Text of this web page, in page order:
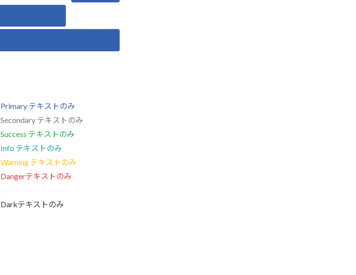
Primary テキストのみ
Secondary テキストのみ
Success テキストのみ
Info テキストのみ
Warning テキストのみ
Dangerテキストのみ
Darkテキストのみ